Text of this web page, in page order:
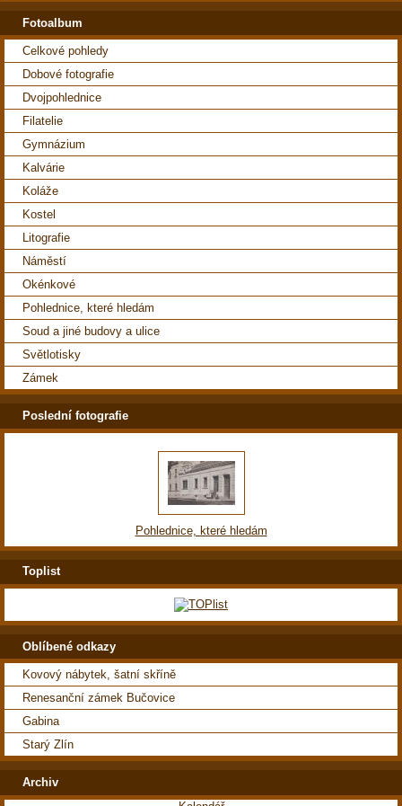
Fotoalbum
Celkové pohledy
Dobové fotografie
Dvojpohlednice
Filatelie
Gymnázium
Kalvárie
Koláže
Kostel
Litografie
Náměstí
Okénkové
Pohlednice, které hledám
Soud a jiné budovy a ulice
Světlotisky
Zámek
Poslední fotografie
Pohlednice, které hledám
Toplist
Oblíbené odkazy
Kovový nábytek, šatní skříně
Renesanční zámek Bučovice
Gabina
Starý Zlín
Archiv